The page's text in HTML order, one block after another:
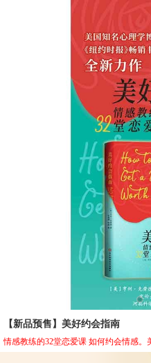
【新品预售】美好约会指南
情感教练的32堂恋爱课 如何约会情感